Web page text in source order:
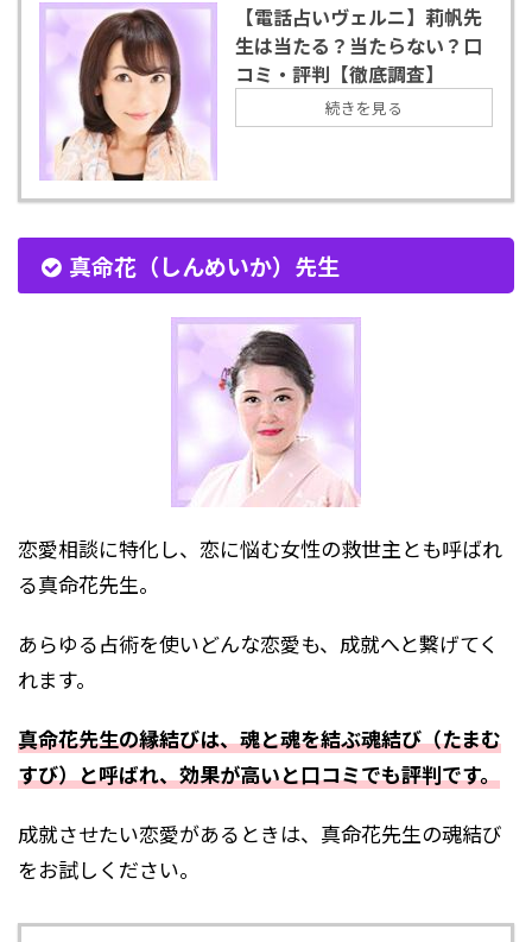
【電話占いヴェルニ】莉帆先
生は当たる？当たらない？口
コミ・評判【徹底調査】
続きを見る
真命花（しんめいか）先生
恋愛相談に特化し、恋に悩む女性の救世主とも呼ばれ
る真命花先生。
あらゆる占術を使いどんな恋愛も、成就へと繋げてく
れます。
真命花先生の縁結びは、魂と魂を結ぶ魂結び（たまむ
すび）と呼ばれ、効果が高いと口コミでも評判です。
成就させたい恋愛があるときは、真命花先生の魂結び
をお試しください。